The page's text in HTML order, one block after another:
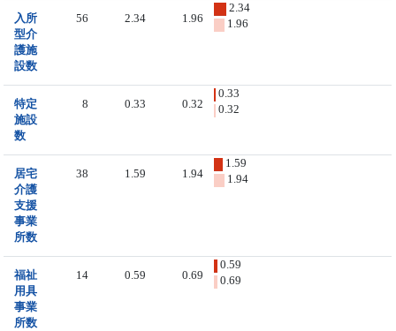
入所
型介
護施
設数
56 2.34 1.96
2.34
1.96
特定
施設
数
8 0.33 0.32
0.33
0.32
居宅
介護
支援
事業
所数
38 1.59 1.94
1.59
1.94
福祉
用具
事業
所数
14 0.59 0.69
0.59
0.69